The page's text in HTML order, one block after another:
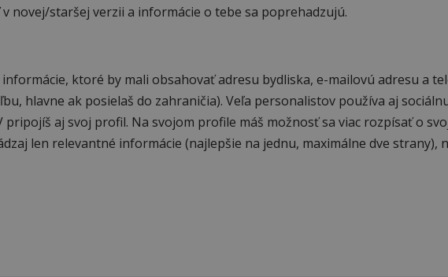
novej/staršej verzii a informácie o tebe sa poprehadzujú.
ktoré by mali obsahovať adresu bydliska, e-mailovú adresu a
hlavne ak posielaš do zahraničia). Veľa personalistov používa aj
aj svoj profil. Na svojom profile máš možnosť sa viac rozpísať o
len relevantné informácie (najlepšie na jednu, maximálne dve strany),